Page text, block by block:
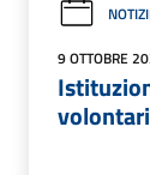
9 OTTOBRE